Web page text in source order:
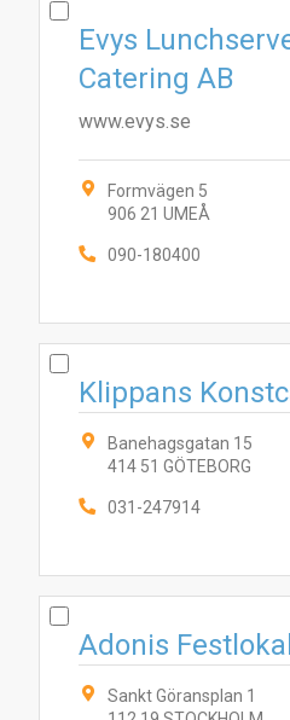
Evys
Catering AB
www.evys.se
Formvägen 5
906 21 UMEÅ
090-180400
Klippans
Banehagsgatan 15
414 51 GÖTEBORG
031-247914
Adonis
Sankt Göransplan 1